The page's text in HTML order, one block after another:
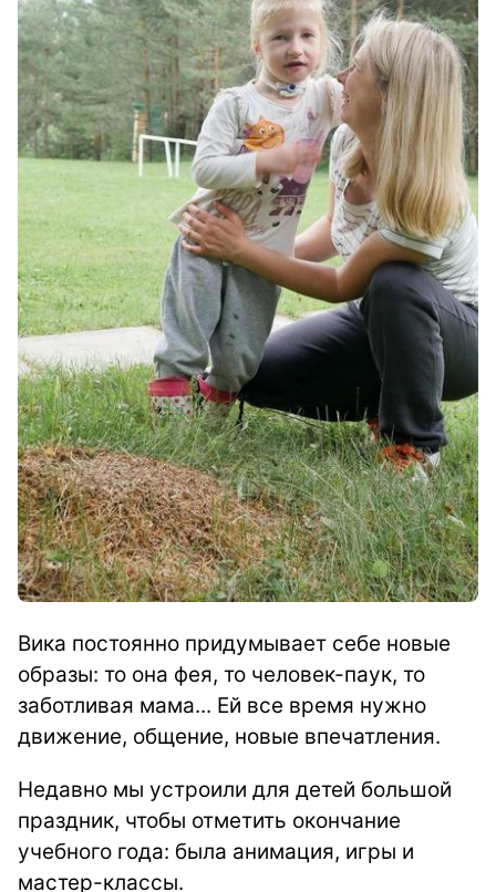
Вика постоянно придумывает себе новые
образы: то она фея, то человек-паук, то
заботливая мама... Ей все время нужно
движение, общение, новые впечатления.
Недавно мы устроили для детей большой
праздник, чтобы отметить окончание
учебного года: была анимация, игры и
мастер-классы.